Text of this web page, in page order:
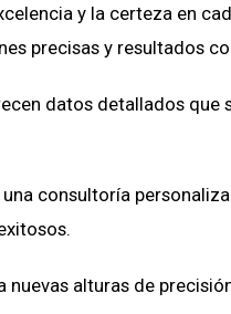
y la certeza en
precisas y resultados
datos detallados que
consultoría
alturas de